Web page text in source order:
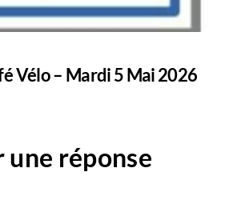
Vélo – Mardi 5 Mai 2026
une réponse